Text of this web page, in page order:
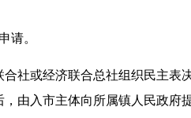
请。
或经济联合总社组织民主表
由入市主体向所属镇人民政府